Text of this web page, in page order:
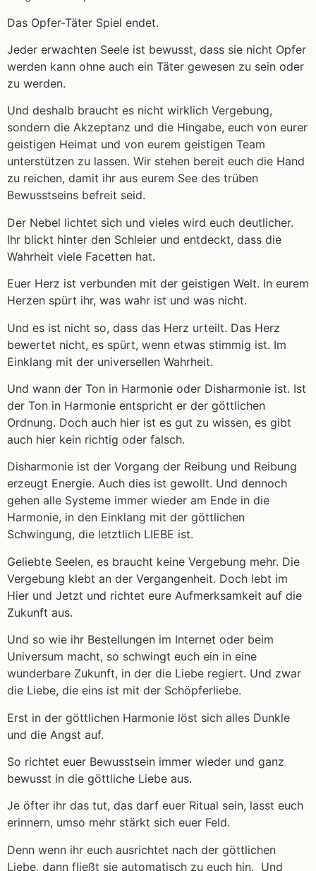
Das Opfer-Täter Spiel endet.
Jeder erwachten Seele ist bewusst, dass sie nicht Opfer
werden kann ohne auch ein Täter gewesen zu sein oder
zu werden.
Und deshalb braucht es nicht wirklich Vergebung,
sondern die Akzeptanz und die Hingabe, euch von eurer
geistigen Heimat und von eurem geistigen Team
unterstützen zu lassen. Wir stehen bereit euch die Hand
zu reichen, damit ihr aus eurem See des trüben
Bewusstseins befreit seid.
Der Nebel lichtet sich und vieles wird euch deutlicher.
Ihr blickt hinter den Schleier und entdeckt, dass die
Wahrheit viele Facetten hat.
Euer Herz ist verbunden mit der geistigen Welt. In eurem
Herzen spürt ihr, was wahr ist und was nicht.
Und es ist nicht so, dass das Herz urteilt. Das Herz
bewertet nicht, es spürt, wenn etwas stimmig ist. Im
Einklang mit der universellen Wahrheit.
Und wann der Ton in Harmonie oder Disharmonie ist. Ist
der Ton in Harmonie entspricht er der göttlichen
Ordnung. Doch auch hier ist es gut zu wissen, es gibt
auch hier kein richtig oder falsch.
Disharmonie ist der Vorgang der Reibung und Reibung
erzeugt Energie. Auch dies ist gewollt. Und dennoch
gehen alle Systeme immer wieder am Ende in die
Harmonie, in den Einklang mit der göttlichen
Schwingung, die letztlich LIEBE ist.
Geliebte Seelen, es braucht keine Vergebung mehr. Die
Vergebung klebt an der Vergangenheit. Doch lebt im
Hier und Jetzt und richtet eure Aufmerksamkeit auf die
Zukunft aus.
Und so wie ihr Bestellungen im Internet oder beim
Universum macht, so schwingt euch ein in eine
wunderbare Zukunft, in der die Liebe regiert. Und zwar
die Liebe, die eins ist mit der Schöpferliebe.
Erst in der göttlichen Harmonie löst sich alles Dunkle
und die Angst auf.
So richtet euer Bewusstsein immer wieder und ganz
bewusst in die göttliche Liebe aus.
Je öfter ihr das tut, das darf euer Ritual sein, lasst euch
erinnern, umso mehr stärkt sich euer Feld.
Denn wenn ihr euch ausrichtet nach der göttlichen
Liebe, dann fließt sie automatisch zu euch hin. Und